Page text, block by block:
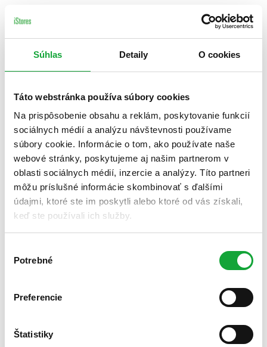
Súhlas Detaily O cookies
Táto webstránka používa súbory cookies
Na prispôsobenie obsahu a reklám, poskytovanie funkcií
sociálnych médií a analýzu návštevnosti používame
súbory cookie. Informácie o tom, ako používate naše
webové stránky, poskytujeme aj našim partnerom v
oblasti sociálnych médií, inzercie a analýzy. Títo partneri
môžu príslušné informácie skombinovať s ďalšími
údajmi, ktoré ste im poskytli alebo ktoré od vás získali,
keď ste používali ich služby.
súhlasu
Potrebné
Preferencie
Štatistiky